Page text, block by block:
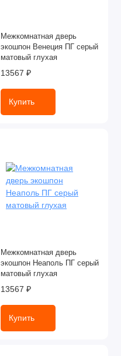
Межкомнатная дверь
экошпон Венеция ПГ серый
матовый глухая
13567 ₽
Купить
Межкомнатная дверь
экошпон Неаполь ПГ серый
матовый глухая
13567 ₽
Купить